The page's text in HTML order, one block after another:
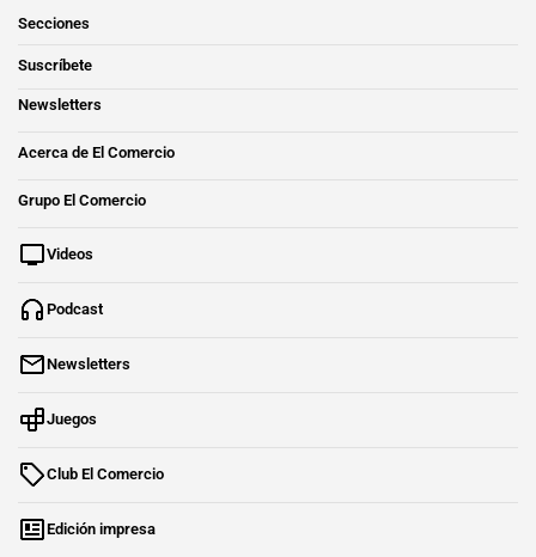
Secciones
Suscríbete
Newsletters
Acerca de El Comercio
Grupo El Comercio
Videos
Podcast
Newsletters
Juegos
Club El Comercio
Edición impresa